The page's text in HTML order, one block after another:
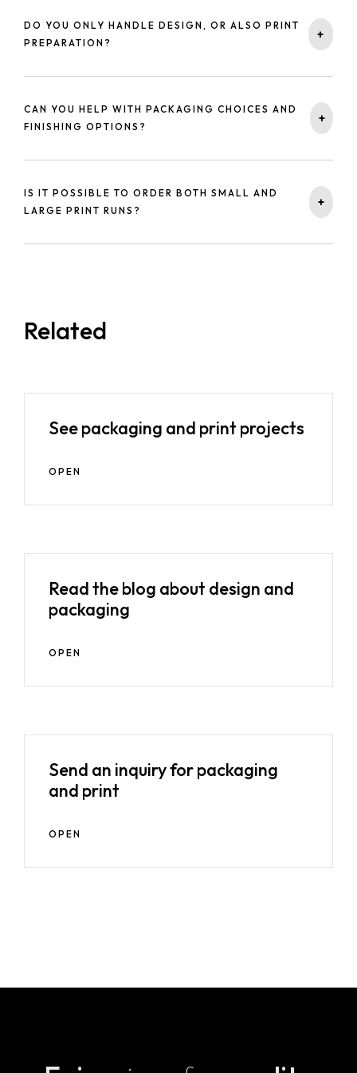
DO YOU ONLY HANDLE DESIGN, OR ALSO PRINT
PREPARATION?
+
-
material adaptation, file finishing, and technical checks
before production.
CAN YOU HELP WITH PACKAGING CHOICES AND
FINISHING OPTIONS?
+
-
options such as foil stamping or holographic effects.
IS IT POSSIBLE TO ORDER BOTH SMALL AND
LARGE PRINT RUNS?
+
-
Related
See packaging and print projects
OPEN
Read the blog about design and
packaging
OPEN
Send an inquiry for packaging
and print
OPEN